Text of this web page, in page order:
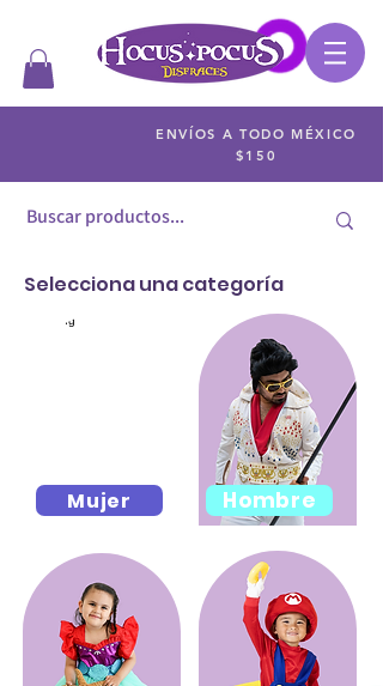
ENVÍOS A TODO MÉXICO
$150
Selecciona una categoría
Mujer Hombre